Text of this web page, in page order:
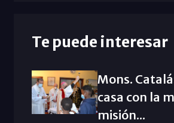
Te puede interesar
Mons.
casa con la
misión...